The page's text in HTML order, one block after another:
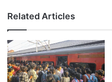
Related Articles